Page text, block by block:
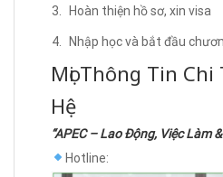
Hoàn thiện hồ sơ, xin visa
Nhập học và bắt đầu
Mọi Thông Tin
Hệ
“APEC – Lao Động, Việc Làm
Hotline: